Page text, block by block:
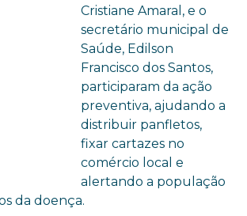
Cristiane Amaral, e o
secretário municipal de
Saúde, Edilson
Francisco dos Santos,
participaram da ação
preventiva, ajudando a
distribuir panfletos,
fixar cartazes no
comércio local e
alertando a população
da doença.